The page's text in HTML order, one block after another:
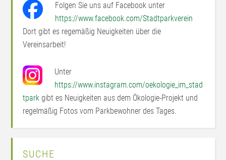
Folgen Sie uns auf Facebook unter
https://www.facebook.com/Stadtparkverein
Dort gibt es regemäßig Neuigkeiten über die
Vereinsarbeit!
Unter
https://www.instagram.com/oekologie_im_stad
tpark gibt es Neuigkeiten aus dem Ökologie-Projekt und
regelmäßig Fotos vom Parkbewohner des Tages.
SUCHE